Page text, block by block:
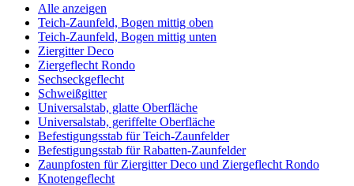
Alle anzeigen
Teich-Zaunfeld, Bogen mittig oben
Teich-Zaunfeld, Bogen mittig unten
Ziergitter Deco
Ziergeflecht Rondo
Sechseckgeflecht
Schweißgitter
Universalstab, glatte Oberfläche
Universalstab, geriffelte Oberfläche
Befestigungsstab für Teich-Zaunfelder
Befestigungsstab für Rabatten-Zaunfelder
Zaunpfosten für Ziergitter Deco und Ziergeflecht Rondo
Knotengeflecht